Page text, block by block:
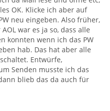
OK. Klicke ich aber auf
neu eingeben. Also früher,
war es ja so, dass alle
konnten wenn ich das PW
hab. Das hat aber alle
Entwürfe,
Senden musste ich das
blieb das da auch für